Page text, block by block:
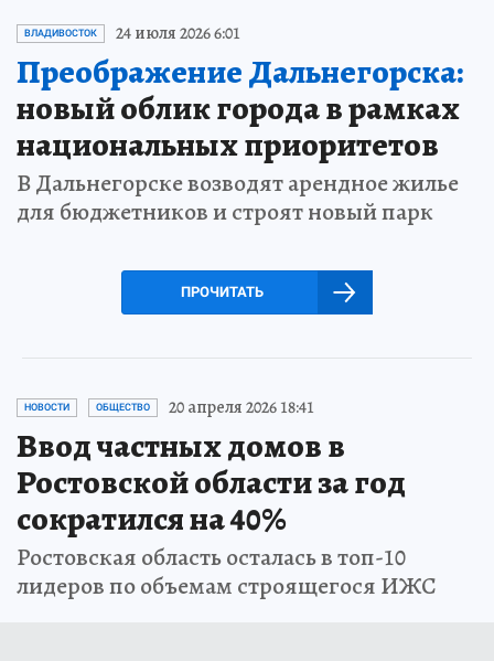
ВЛАДИВОСТОК 24 июля 2026 6:01
Преображение Дальнегорска:
новый облик города в рамках
национальных приоритетов
В Дальнегорске возводят арендное жилье
для бюджетников и строят новый парк
ПРОЧИТАТЬ
НОВОСТИ ОБЩЕСТВО 20 апреля 2026 18:41
Ввод частных домов в
Ростовской области за год
сократился на 40%
Ростовская область осталась в топ-10
лидеров по объемам строящегося ИЖС